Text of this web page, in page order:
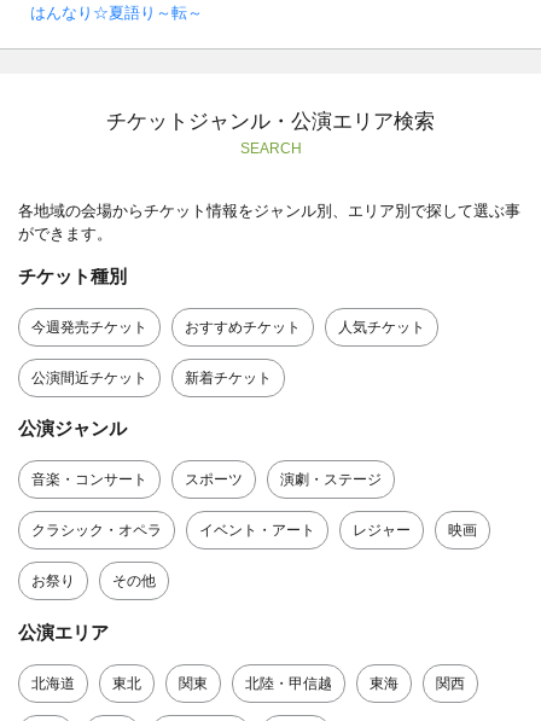
はんなり☆夏語り～転～
チケットジャンル・公演エリア検索
SEARCH
各地域の会場からチケット情報をジャンル別、エリア別で探して選ぶ事
ができます。
チケット種別
今週発売チケット おすすめチケット 人気チケット
公演間近チケット 新着チケット
公演ジャンル
音楽・コンサート スポーツ 演劇・ステージ
クラシック・オペラ イベント・アート レジャー 映画
お祭り その他
公演エリア
北海道 東北 関東 北陸・甲信越 東海 関西